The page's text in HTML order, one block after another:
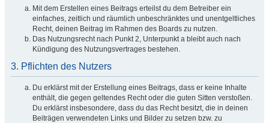
Mit dem Erstellen eines Beitrags erteilst du dem Betreiber ein
einfaches, zeitlich und räumlich unbeschränktes und unentgeltliches
Recht, deinen Beitrag im Rahmen des Boards zu nutzen.
Das Nutzungsrecht nach Punkt 2, Unterpunkt a bleibt auch nach
Kündigung des Nutzungsvertrages bestehen.
3. Pflichten des Nutzers
Du erklärst mit der Erstellung eines Beitrags, dass er keine Inhalte
enthält, die gegen geltendes Recht oder die guten Sitten verstoßen.
Du erklärst insbesondere, dass du das Recht besitzt, die in deinen
Beiträgen verwendeten Links und Bilder zu setzen bzw. zu